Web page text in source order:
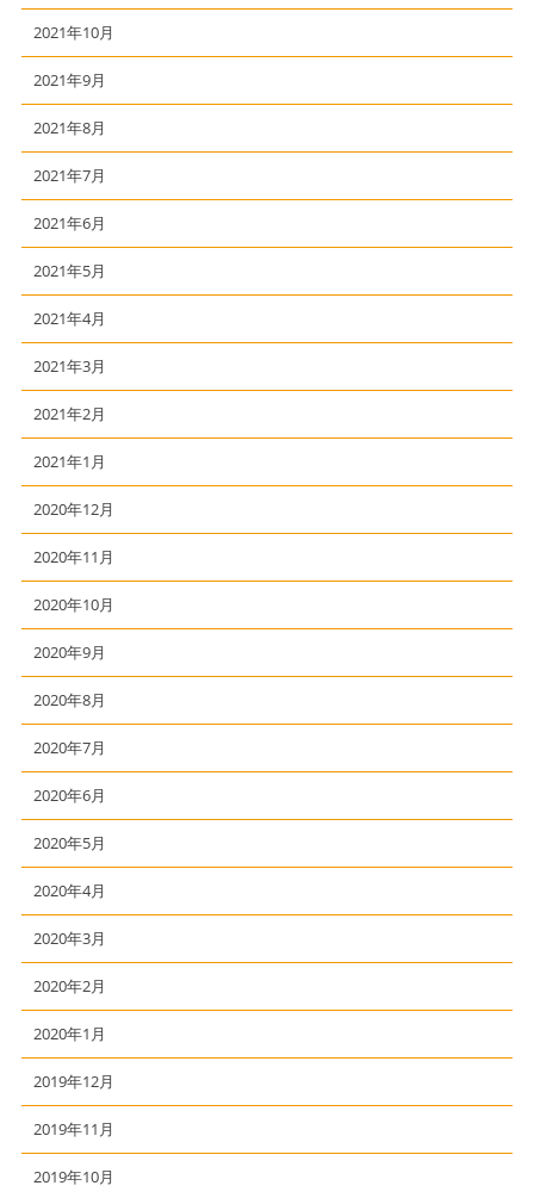
2021年10月
2021年9月
2021年8月
2021年7月
2021年6月
2021年5月
2021年4月
2021年3月
2021年2月
2021年1月
2020年12月
2020年11月
2020年10月
2020年9月
2020年8月
2020年7月
2020年6月
2020年5月
2020年4月
2020年3月
2020年2月
2020年1月
2019年12月
2019年11月
2019年10月